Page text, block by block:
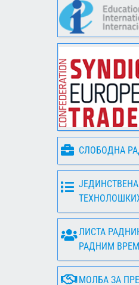
СЛОБОДНА
ЛИСТА
РАДНИМ
МОЛБА ЗА